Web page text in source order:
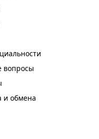
вопросы
и обмена